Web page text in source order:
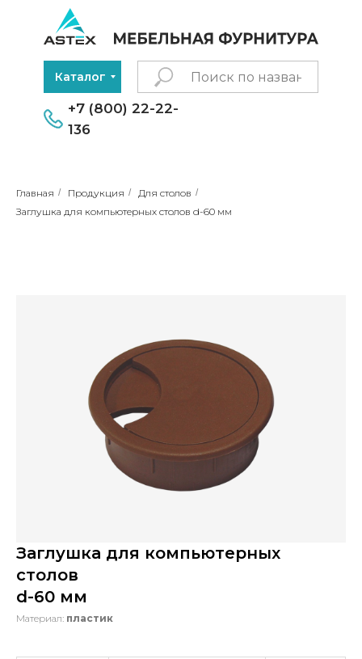
+7 (800) 22-22-
136
Каталог
Главная / Продукция / Для столов /
Заглушка для компьютерных столов d-60 мм
Заглушка для компьютерных
столов
d-60 мм
Материал: пластик